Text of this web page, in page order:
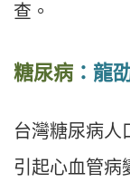
查。
糖尿病 ：龍
台灣糖尿病人
引起心血管病